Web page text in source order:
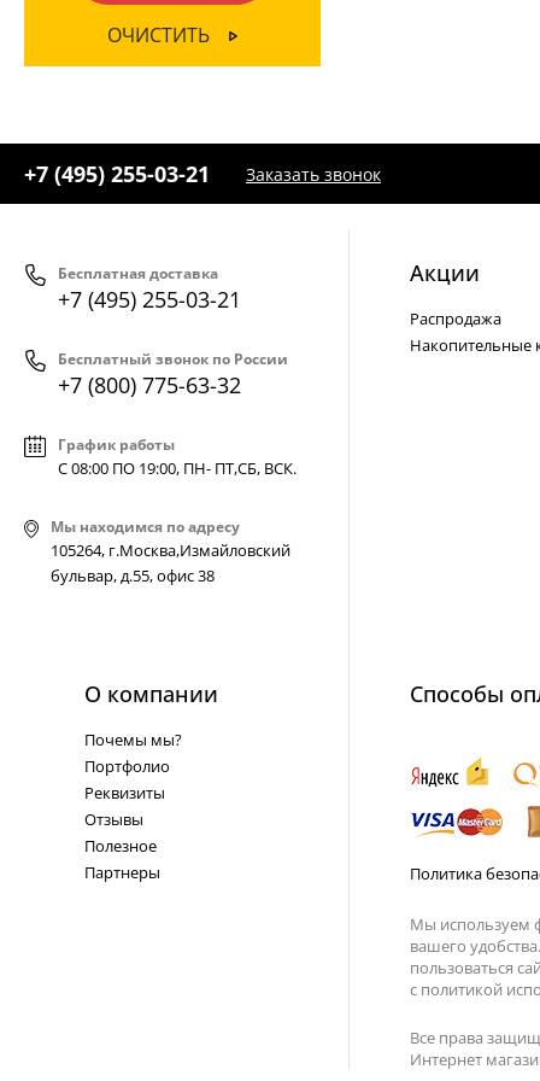
+7 (495) 255-03-21- бесплатная доставка
ОЧИСТИТЬ
+7 (495) 255-03-21 Заказать звонок
Бесплатная доставка
+7 (495) 255-03-21
Бесплатный звонок по России
+7 (800) 775-63-32
График работы
С 08:00 ПО 19:00, ПН- ПТ,СБ, ВСК.
Мы находимся по адресу
105264, г.Москва,Измайловский
бульвар, д.55, офис 38
Акции
Распродажа
Накопительные
О компании
Почемы мы?
Портфолио
Реквизиты
Отзывы
Полезное
Партнеры
Способы
Политика
Мы используем
вашего
пользоваться
с политикой
Все права
Интернет